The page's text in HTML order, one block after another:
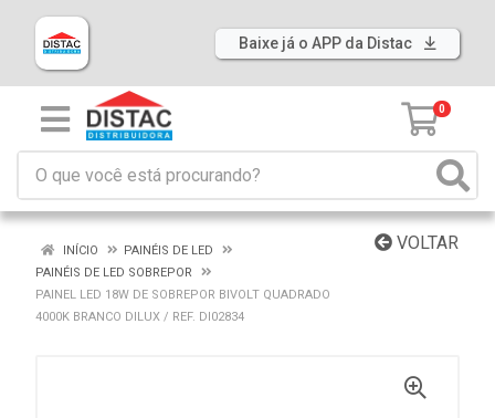
Baixe já o APP da Distac
0
VOLTAR
INÍCIO
PAINÉIS DE LED
PAINÉIS DE LED SOBREPOR
PAINEL LED 18W DE SOBREPOR BIVOLT QUADRADO
4000K BRANCO DILUX / REF. DI02834